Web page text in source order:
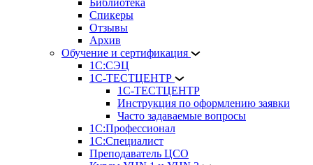
Библиотека
Спикеры
Отзывы
Архив
Обучение и сертификация
1С:СЭЦ
1С-ТЕСТЦЕНТР
1С-ТЕСТЦЕНТР
Инструкция по оформлению заявки
Часто задаваемые вопросы
1С:Профессионал
1С:Специалист
Преподаватель ЦСО